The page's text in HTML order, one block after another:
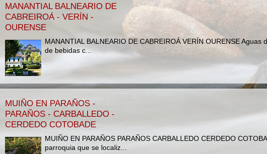
MANANTIAL BALNEARIO DE
CABREIROÁ - VERÍN -
OURENSE
MANANTIAL BALNEARIO DE CABREIROÁ VERÍN OURENSE
de bebidas c...
MUIÑO EN PARAÑOS -
PARAÑOS - CARBALLEDO -
CERDEDO COTOBADE
MUIÑO EN PARAÑOS PARAÑOS CARBALLEDO CERDEDO
parroquia que se localiz...